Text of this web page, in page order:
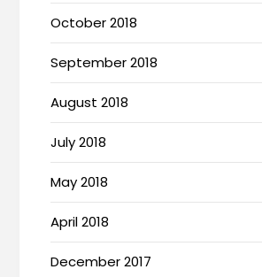
October 2018
September 2018
August 2018
July 2018
May 2018
April 2018
December 2017